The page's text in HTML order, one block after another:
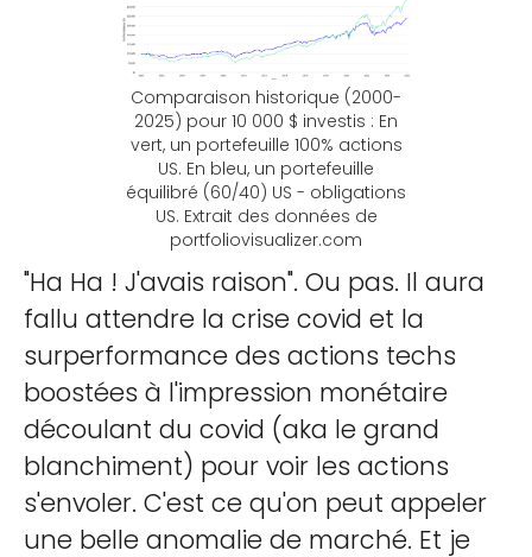
Comparaison historique (2000-
2025) pour 10 000 $ investis : En
vert, un portefeuille 100% actions
US. En bleu, un portefeuille
équilibré (60/40) US - obligations
US. Extrait des données de
portfoliovisualizer.com
"Ha Ha ! J'avais raison". Ou pas. Il aura
fallu attendre la crise covid et la
surperformance des actions techs
boostées à l'impression monétaire
découlant du covid (aka le grand
blanchiment) pour voir les actions
s'envoler. C'est ce qu'on peut appeler
une belle anomalie de marché. Et je